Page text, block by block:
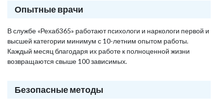
Опытные врачи
В службе «Рехаб365» работают психологи и наркологи первой и
высшей категории минимум с 10-летним опытом работы.
Каждый месяц благодаря их работе к полноценной жизни
возвращаются свыше 100 зависимых.
Безопасные методы